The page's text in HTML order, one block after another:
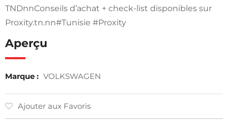
TNDnnConseils d’achat + check-list disponibles sur
Proxity.tn.nn#Tunisie #Proxity
Aperçu
Marque : VOLKSWAGEN
Ajouter aux Favoris